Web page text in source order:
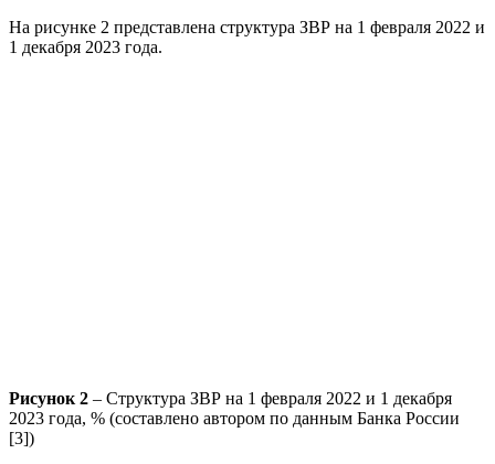
На рисунке 2 представлена структура ЗВР на 1 февраля 2022 и
1 декабря 2023 года.
Рисунок 2 – Структура ЗВР на 1 февраля 2022 и 1 декабря
2023 года, % (составлено автором по данным Банка России
[3])